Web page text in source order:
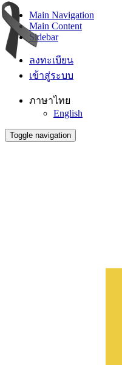
Main Navigation
Main Content
Sidebar
ลงทะเบียน
เข้าสู่ระบบ
ภาษาไทย
English
Toggle navigation